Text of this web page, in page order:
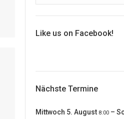
Like us on Facebook!
Nächste Termine
Mittwoch 5. August 8:00 –